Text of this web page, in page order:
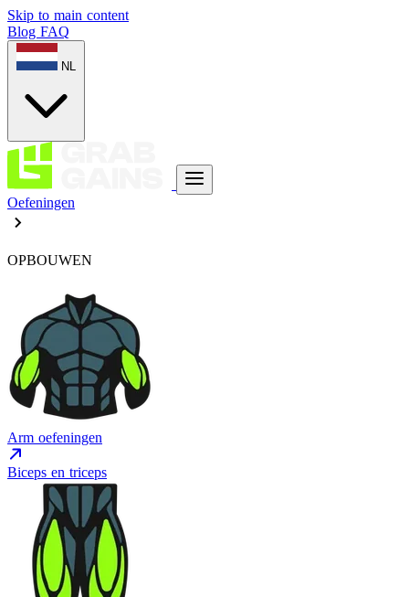
Skip to main content
Blog FAQ
NL
Oefeningen
OPBOUWEN
Arm oefeningen
Biceps en triceps